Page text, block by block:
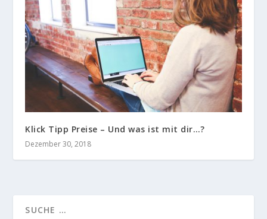
Klick Tipp Preise – Und was ist mit dir…?
Dezember 30, 2018